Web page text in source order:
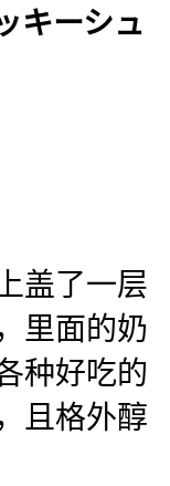
キーシュ
盖了一层
里面的奶
种好吃的
且格外醇